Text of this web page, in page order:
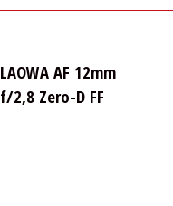
LAOWA AF 12mm
f/2,8 Zero-D FF